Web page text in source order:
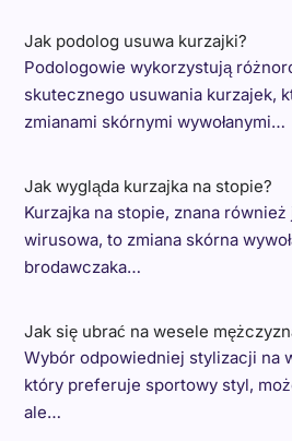
Jak podolog usuwa kurzajki?
Podologowie wykorzystują
skutecznego usuwania kurzajek,
zmianami skórnymi wywołanymi…
Jak wygląda kurzajka na stopie?
Kurzajka na stopie, znana
wirusowa, to zmiana skórna
brodawczaka…
Jak się ubrać na wesele
Wybór odpowiedniej stylizacji na
który preferuje sportowy styl,
ale…